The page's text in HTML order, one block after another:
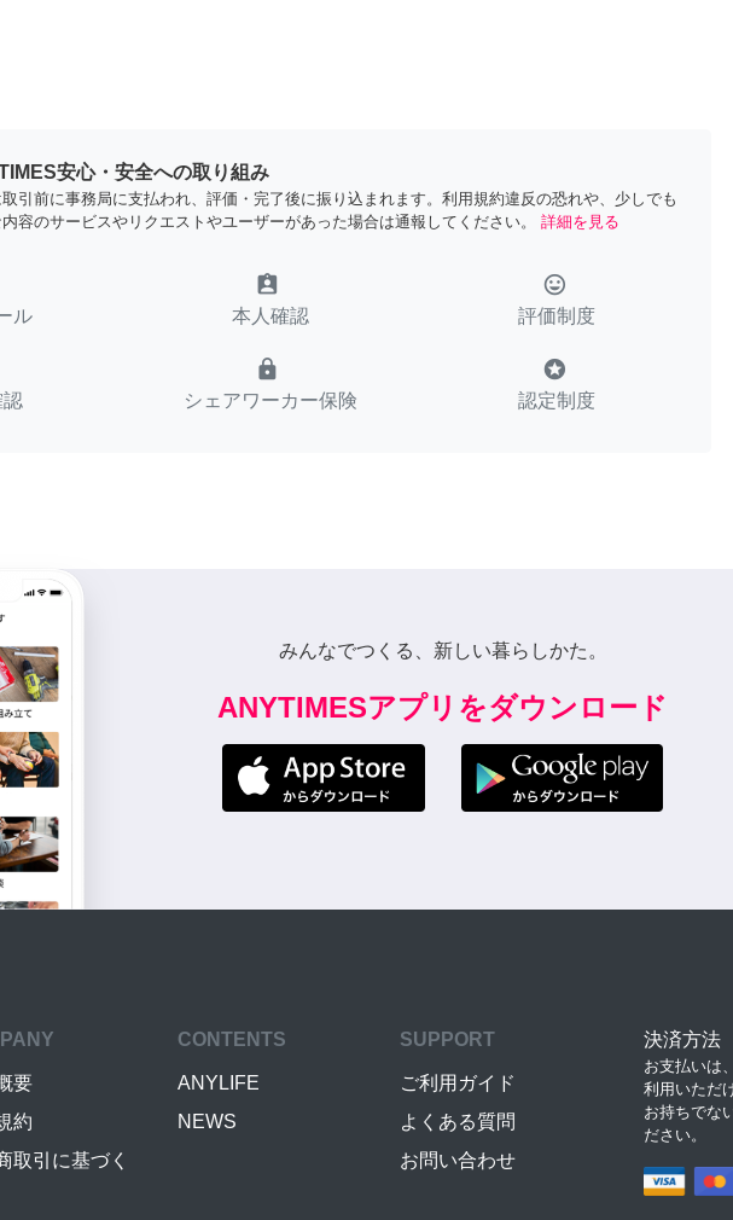
安心・安全への取り組み
引前に事務局に支払われ、評価・完了後に振り込まれます。利用規約違反の恐れや、少しでも
容のサービスやリクエストやユーザーがあった場合は通報してください。
詳細を見る
ル
assignment_ind
本人確認
tag_faces
評価制度
lock
シェアワーカー保険
stars
認定制度
みんなでつくる、新しい暮らしかた。
ANYTIMESアプリをダウンロード
要
約
取引に基づく
CONTENTS
ANYLIFE
NEWS
SUPPORT
ご利用ガイド
よくある質問
お問い合わせ
決済方法
お支払いは
利用いただ
お持ちでな
ださい。